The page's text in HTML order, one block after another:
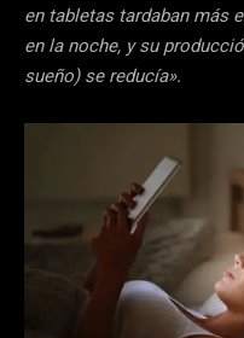
en tabletas tardaban más
en la noche, y su
sueño) se reducía».